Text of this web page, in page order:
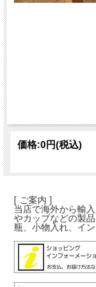
価格:0円(税込)
[ ご案内 ]
当店で海外から輸
やカップなどの製
瓶、小物入れ、イ